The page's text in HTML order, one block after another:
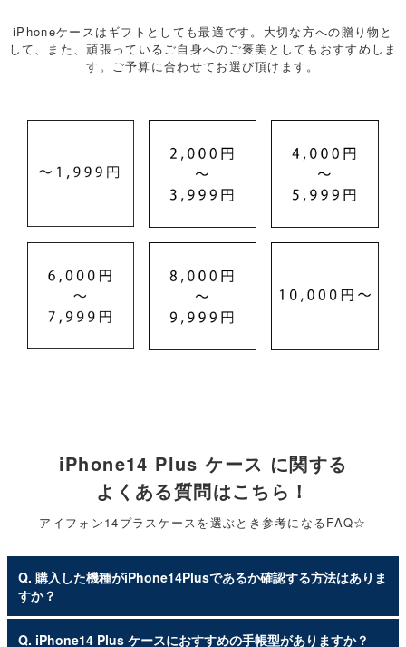
iPhoneケースはギフトとしても最適です。大切な方への贈り物と
して、また、頑張っているご自身へのご褒美としてもおすすめしま
す。ご予算に合わせてお選び頂けます。
iPhone14 Plus ケース に関する
よくある質問はこちら！
アイフォン14プラスケースを選ぶとき参考になるFAQ☆
Q. 購入した機種がiPhone14Plusであるか確認する方法はありま
すか？
Q. iPhone14 Plus ケースにおすすめの手帳型がありますか？